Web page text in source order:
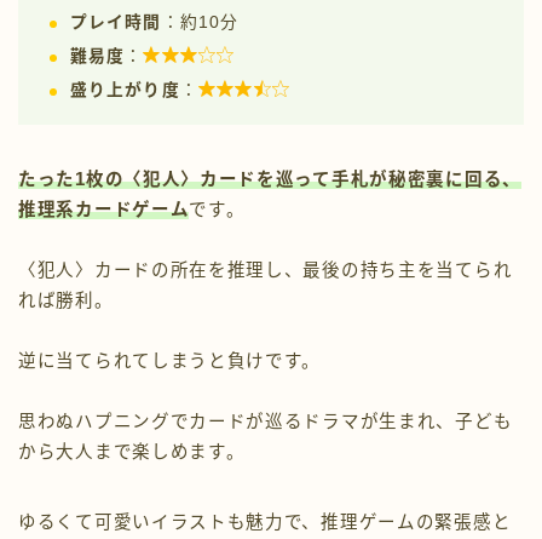
プレイ時間
：約10分
難易度 ：
盛り上がり度 ： 
たった1枚の〈犯人〉カードを巡って手札が秘密裏に回る、
推理系カードゲームです。
〈犯人〉カードの所在を推理し、最後の持ち主を当てられ
れば勝利。
逆に当てられてしまうと負けです。
思わぬハプニングでカードが巡るドラマが生まれ、子ども
から大人まで楽しめます。
ゆるくて可愛いイラストも魅力で、推理ゲームの緊張感と